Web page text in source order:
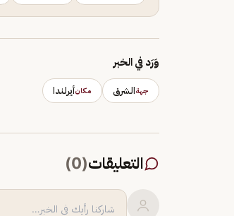
وَرَد في الخبر
جهةالشرق مكانأيرلندا
التعليقات(
0
)